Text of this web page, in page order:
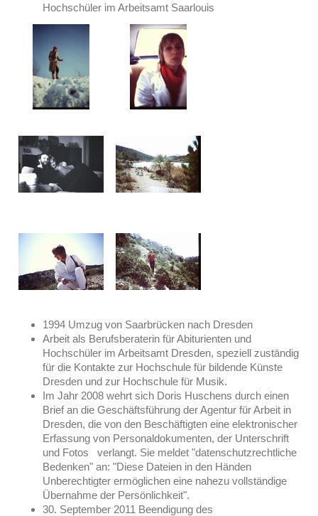
Hochschüler im Arbeitsamt Saarlouis
1994 Umzug von Saarbrücken nach Dresden
Arbeit als Berufsberaterin für Abiturienten und
Hochschüler im Arbeitsamt Dresden, speziell zuständig
für die Kontakte zur Hochschule für bildende Künste
Dresden und zur Hochschule für Musik.
Im Jahr 2008 wehrt sich Doris Huschens durch einen
Brief an die Geschäftsführung der Agentur für Arbeit in
Dresden, die von den Beschäftigten eine elektronischer
Erfassung von Personaldokumenten, der Unterschrift
und Fotos verlangt. Sie meldet "datenschutzrechtliche
Bedenken" an: "Diese Dateien in den Händen
Unberechtigter ermöglichen eine nahezu vollständige
Übernahme der Persönlichkeit".
30. September 2011 Beendigung des